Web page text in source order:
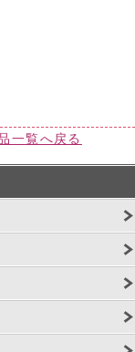
一覧へ戻る